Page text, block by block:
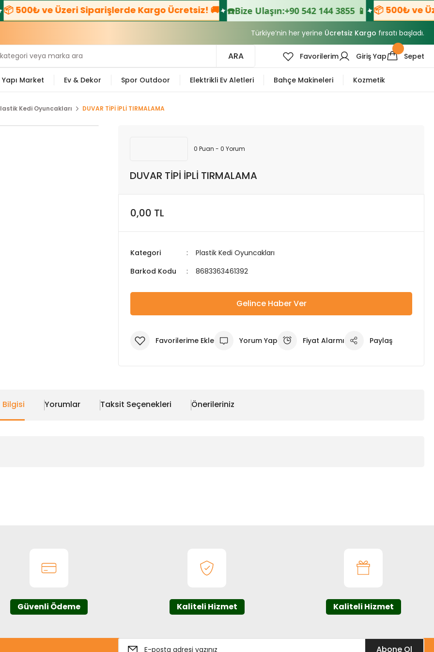
500₺ ve Üzeri Siparişlerde Kargo Ücretsiz! 🚚 ☎️Bize Ulaşın:+90 542 144 3855 📱 📦 500₺ ve
Türkiye’nin her yerine Ücretsiz Kargo fırsatı başladı.
ARA Favorilerim Giriş Yap Sepet
Yapı Market Ev & Dekor Spor Outdoor Elektrikli Ev Aletleri Bahçe Makineleri Kozmetik
Kedi Oyuncakları DUVAR TİPİ İPLİ TIRMALAMA
0 Puan - 0 Yorum
DUVAR TİPİ İPLİ TIRMALAMA
0,00 TL
Kategori
Plastik Kedi Oyuncakları
Barkod Kodu
8683363461392
Gelince Haber Ver
Yorum Yap Fiyat Alarmı Paylaş
Bilgisi Yorumlar Taksit Seçenekleri Önerileriniz
Güvenli Ödeme Kaliteli Hizmet Kaliteli Hizmet
Abone Ol